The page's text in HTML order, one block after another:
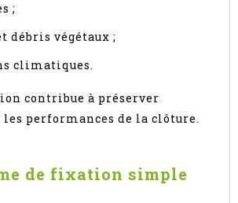
;
débris végétaux ;
climatiques.
contribue à préserver
performances de la clôture.
de fixation simple